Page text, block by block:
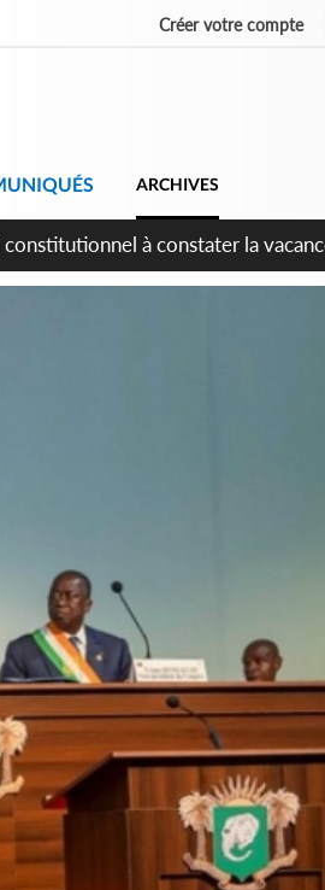
Créer votre compte
ARCHIVES
sauvages